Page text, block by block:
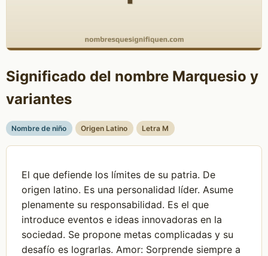
Significado del nombre Marquesio y
variantes
Nombre de niño Origen Latino Letra M
El que defiende los límites de su patria. De
origen latino. Es una personalidad líder. Asume
plenamente su responsabilidad. Es el que
introduce eventos e ideas innovadoras en la
sociedad. Se propone metas complicadas y su
desafío es lograrlas. Amor: Sorprende siempre a